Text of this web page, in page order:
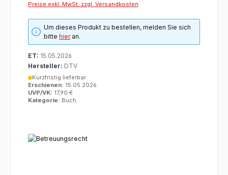
Preise exkl. MwSt. zzgl. Versandkosten
Um dieses Produkt zu bestellen, melden Sie sich
bittehieran.
ET: 15.05.2026
Hersteller: DTV
Kurzfristig lieferbar
Erschienen: 15.05.2026
UVP/VK: 17,90 €
Kategorie: Buch